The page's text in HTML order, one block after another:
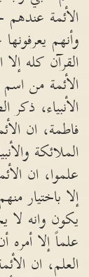
الأئمة
وأنهم
القرآن كله
الأئمة من
الأنبياء،
فاطمة، ان
الملائكة
علموا، ان
إلا باختيار
يكون وانه لا
علماً إلا أمره
العلم، ان